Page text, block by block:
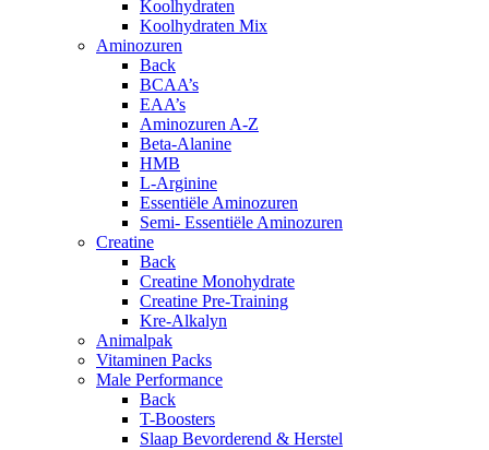
Koolhydraten
Koolhydraten Mix
Aminozuren
Back
BCAA’s
EAA’s
Aminozuren A-Z
Beta-Alanine
HMB
L-Arginine
Essentiële Aminozuren
Semi- Essentiële Aminozuren
Creatine
Back
Creatine Monohydrate
Creatine Pre-Training
Kre-Alkalyn
Animalpak
Vitaminen Packs
Male Performance
Back
T-Boosters
Slaap Bevorderend & Herstel